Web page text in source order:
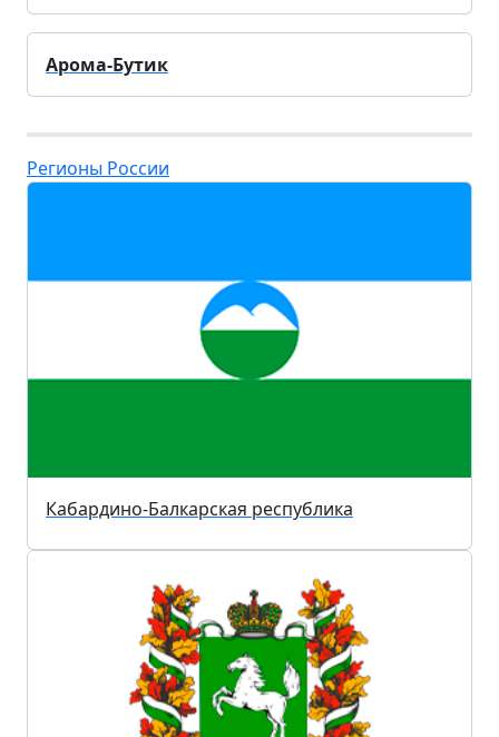
Арома-Бутик
Регионы России
Кабардино-Балкарская республика